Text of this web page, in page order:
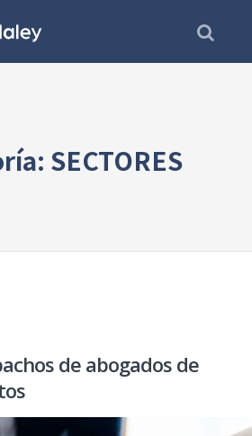
SECTORES
de abogados de